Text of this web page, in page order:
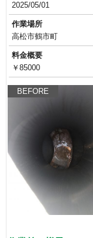
2025/05/01
作業場所
高松市鶴市町
料金概要
￥85000
BEFORE